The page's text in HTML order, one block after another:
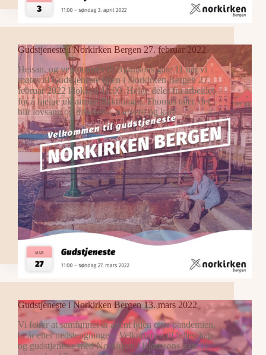
Gudstjeneste i Norkirken Bergen 27. februar 2022
Heisan, og velkommen til Bjørnsons gate 11 når vi
møtes til Gudstjeneste igjen i Norkirken Bergen 27.
februar 2022 klokken 11:00. Helge deler fra arbeidet
for å hjelpe ukrainske flyktninger. Thomas taler, det
blir lovsang og tilbedelse, nattverd og kafé…
Gudstjeneste i Norkirken Bergen 13. mars 2022
Vi feirer at samfunnet er åpent igjen etter pandemien,
to år etter nedstengningen. Velkommen til fellesskap
og gudstjeneste med Norkirken i Bjørnsons gate 11